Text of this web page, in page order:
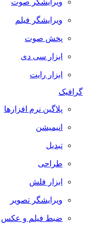
ویرایشگر صوت
ویرایشگر فیلم
پخش صوت
ابزار سی دی
ابزار رایت
پلاگین نرم افزارها
انیمیشن
طراحی
ابزار فلش
ویرایشگر تصویر
ضبط فيلم و عكس